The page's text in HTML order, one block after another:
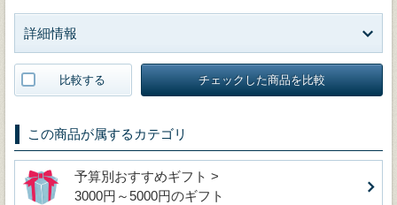
詳細情報
比較する チェックした商品を比較
この商品が属するカテゴリ
予算別おすすめギフト >
3000円～5000円のギフト